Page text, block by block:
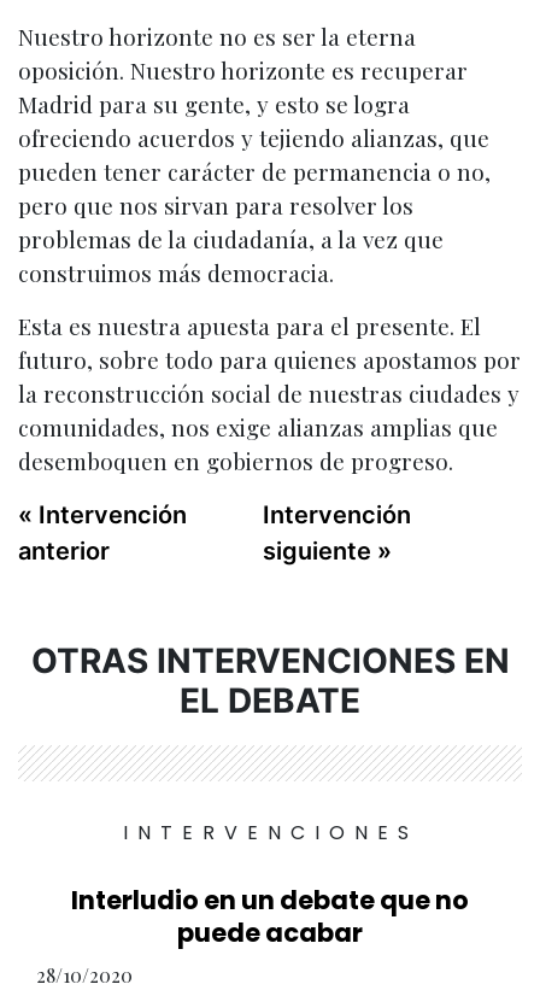
Nuestro horizonte no es ser la eterna
oposición. Nuestro horizonte es recuperar
Madrid para su gente, y esto se logra
ofreciendo acuerdos y tejiendo alianzas, que
pueden tener carácter de permanencia o no,
pero que nos sirvan para resolver los
problemas de la ciudadanía, a la vez que
construimos más democracia.
Esta es nuestra apuesta para el presente. El
futuro, sobre todo para quienes apostamos por
la reconstrucción social de nuestras ciudades y
comunidades, nos exige alianzas amplias que
desemboquen en gobiernos de progreso.
« Intervención
anterior
Intervención
siguiente »
OTRAS INTERVENCIONES EN
EL DEBATE
INTERVENCIONES
Interludio en un debate que no
puede acabar
28/10/2020